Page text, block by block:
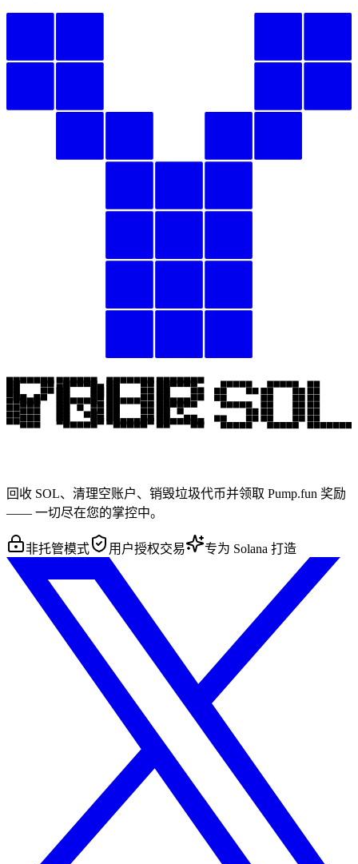
回收 SOL、清理空账户、销毁垃圾代币并领取 Pump.fun 奖励
—— 一切尽在您的掌控中。
非托管模式 用户授权交易 专为 Solana 打造